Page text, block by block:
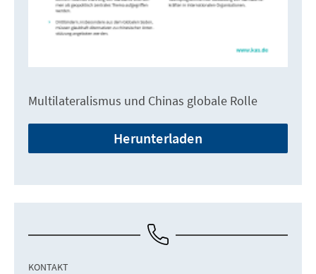
Multilateralismus und Chinas globale Rolle
Herunterladen
KONTAKT